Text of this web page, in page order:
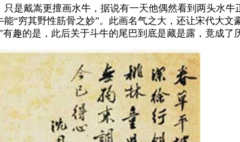
是戴嵩更擅画水牛，据说有一天他偶然看到两头水
“穷其野性筋骨之妙”。此画名气之大，还让宋代大
趣的是，此后关于斗牛的尾巴到底是藏是露，竟成了